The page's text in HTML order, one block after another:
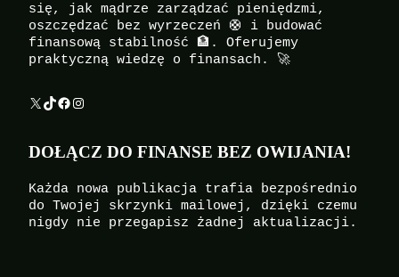
się, jak mądrze zarządzać pieniędzmi,
oszczędzać bez wyrzeczeń 🛟 i budować
finansową stabilność 🏦. Oferujemy
praktyczną wiedzę o finansach. 🚀
X TikTok Facebook Instagram
DOŁĄCZ DO FINANSE BEZ OWIJANIA!
Każda nowa publikacja trafia bezpośrednio
do Twojej skrzynki mailowej, dzięki czemu
nigdy nie przegapisz żadnej aktualizacji.